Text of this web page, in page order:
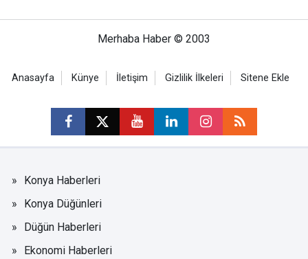
Merhaba Haber © 2003
Anasayfa Künye İletişim Gizlilik İlkeleri Sitene Ekle
Konya Haberleri
Konya Düğünleri
Düğün Haberleri
Ekonomi Haberleri